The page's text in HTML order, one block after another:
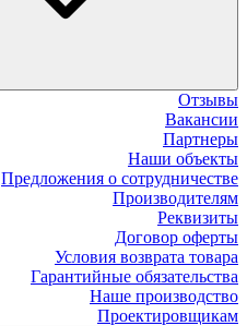
Отзывы
Вакансии
Партнеры
Наши объекты
Предложения о сотрудничестве
Производителям
Реквизиты
Договор оферты
Условия возврата товара
Гарантийные обязательства
Наше производство
Проектировщикам